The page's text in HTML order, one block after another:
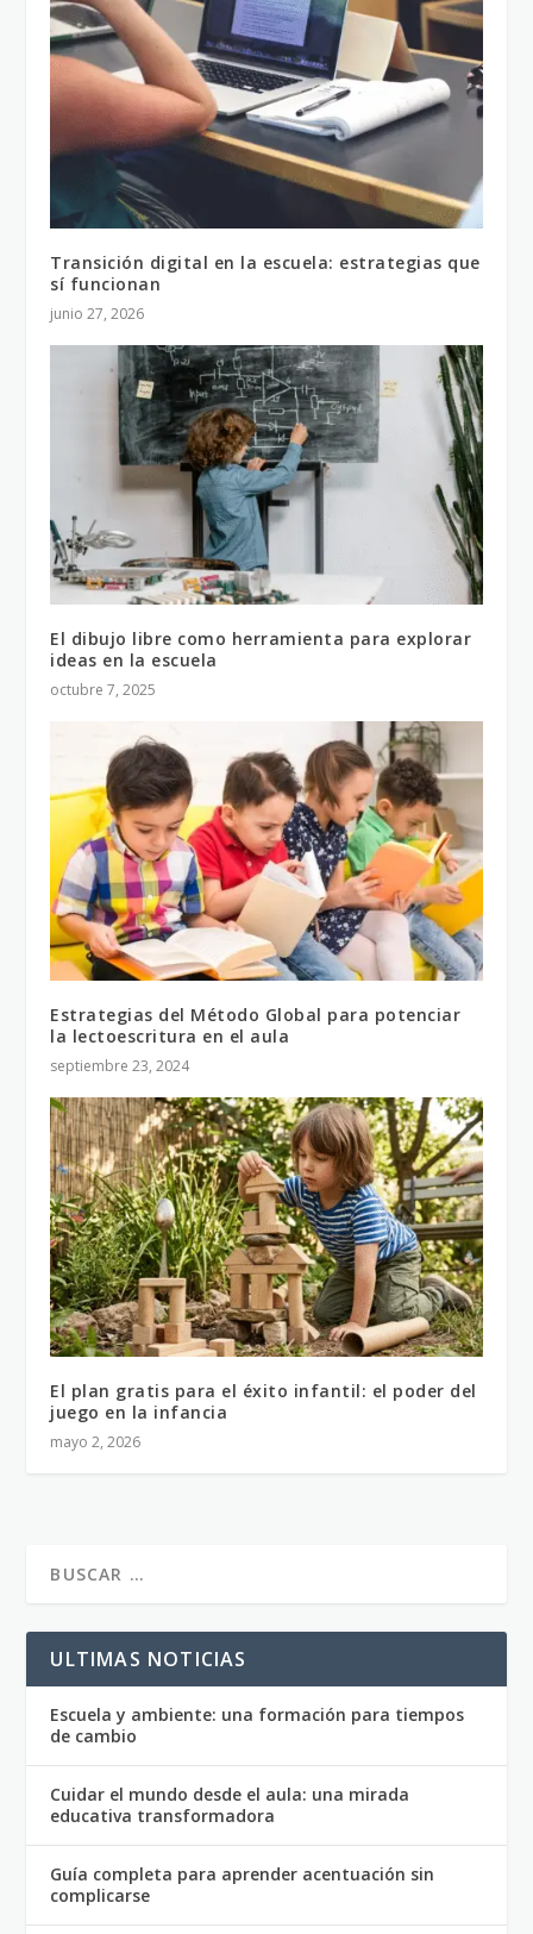
Transición digital en la escuela: estrategias que
sí funcionan
junio 27, 2026
El dibujo libre como herramienta para explorar
ideas en la escuela
octubre 7, 2025
Estrategias del Método Global para potenciar
la lectoescritura en el aula
septiembre 23, 2024
El plan gratis para el éxito infantil: el poder del
juego en la infancia
mayo 2, 2026
ULTIMAS NOTICIAS
Escuela y ambiente: una formación para tiempos
de cambio
Cuidar el mundo desde el aula: una mirada
educativa transformadora
Guía completa para aprender acentuación sin
complicarse